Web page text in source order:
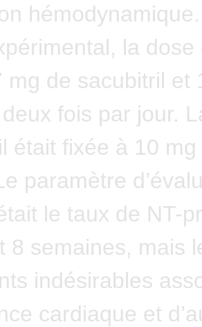
la dose
mg de sacubitril et
fois par jour.
était fixée à 10
paramètre
le taux de NT-
8 semaines, mais
indésirables
cardiaque et